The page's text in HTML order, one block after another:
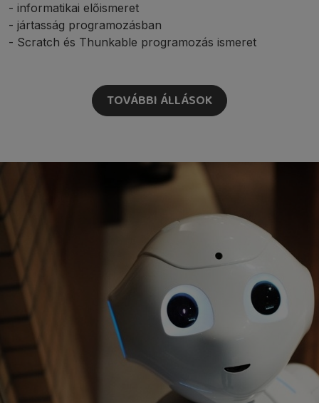
- informatikai előismeret
- jártasság programozásban
- Scratch és Thunkable programozás ismeret
TOVÁBBI ÁLLÁSOK